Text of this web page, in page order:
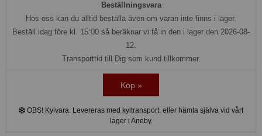
Beställningsvara
Hos oss kan du alltid beställa även om varan inte finns i lager.
Beställ idag före kl. 15:00 så beräknar vi få in den i lager den 2026-08-
12.
Transporttid till Dig som kund tillkommer.
Köp »
OBS! Kylvara. Levereras med kyltransport, eller hämta själva vid vårt
lager i Aneby.